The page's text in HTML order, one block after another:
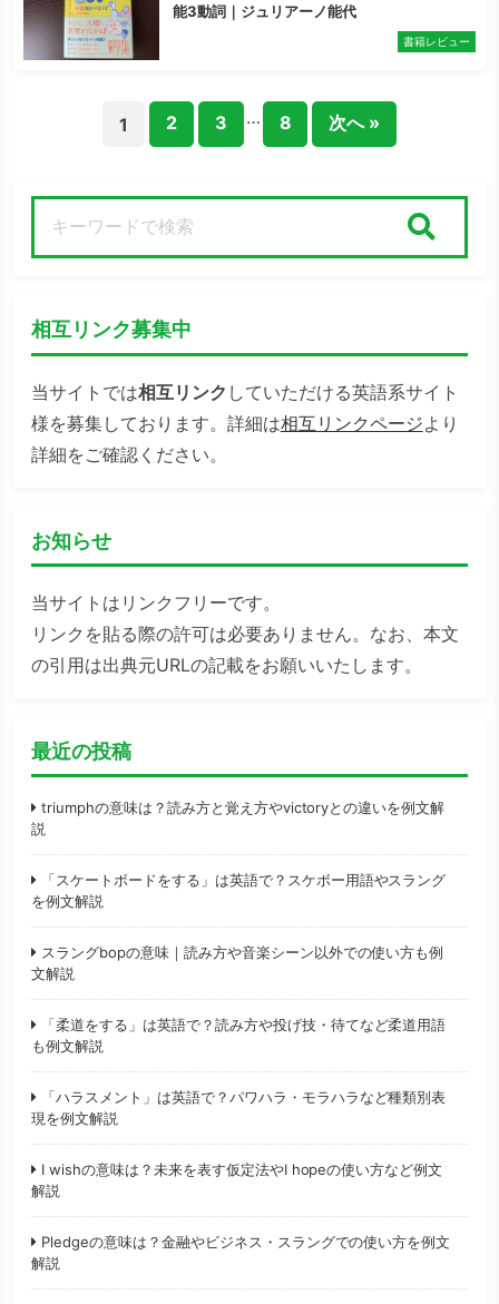
能3動詞｜ジュリアーノ能代
書籍レビュー
1 2 3 … 8 次へ »
相互リンク募集中
当サイトでは相互リンク していただける英語系サイト
様を募集しております。詳細は相互リンクページより
詳細をご確認ください。
お知らせ
当サイトはリンクフリーです。
リンクを貼る際の許可は必要ありません。なお、本文
の引用は出典元URLの記載をお願いいたします。
最近の投稿
triumphの意味は？読み方と覚え方やvictoryとの違いを例文解
説
「スケートボードをする」は英語で？スケボー用語やスラング
を例文解説
スラングbopの意味｜読み方や音楽シーン以外での使い方も例
文解説
「柔道をする」は英語で？読み方や投げ技・待てなど柔道用語
も例文解説
「ハラスメント」は英語で？パワハラ・モラハラなど種類別表
現を例文解説
I wishの意味は？未来を表す仮定法やI hopeの使い方など例文
解説
Pledgeの意味は？金融やビジネス・スラングでの使い方を例文
解説